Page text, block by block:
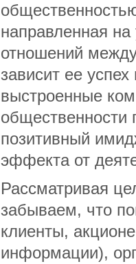
направленная
отношений
зависит ее
выстроенные
общественности
позитивный
эффекта от
Рассматривая
забываем, что
клиенты,
информации),